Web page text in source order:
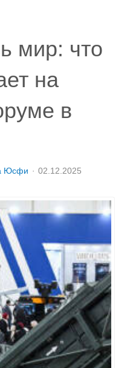
мир: что
на
в
Юсфи
02.12.2025